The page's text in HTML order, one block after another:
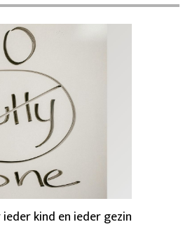
kind en ieder gezin